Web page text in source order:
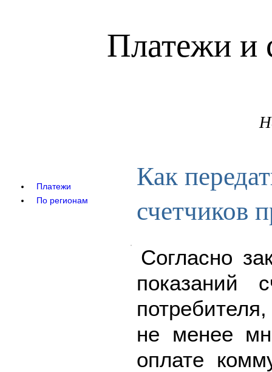
Платежи и
Платежи
По регионам
Как
счетчиков
Согласно
показаний
не менее
оплате